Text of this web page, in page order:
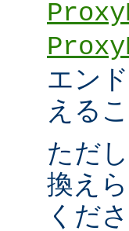
エン
える
ただ
換え
くだ